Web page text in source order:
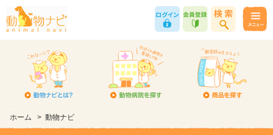
ホーム > 動物ナビ